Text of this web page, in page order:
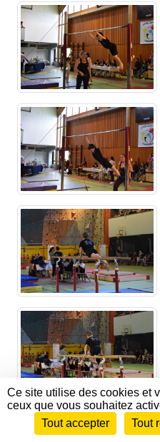
Envie de participer ?
Ce site utilise des cookies et
ceux que vous souhaitez
Tout accepter
Tout